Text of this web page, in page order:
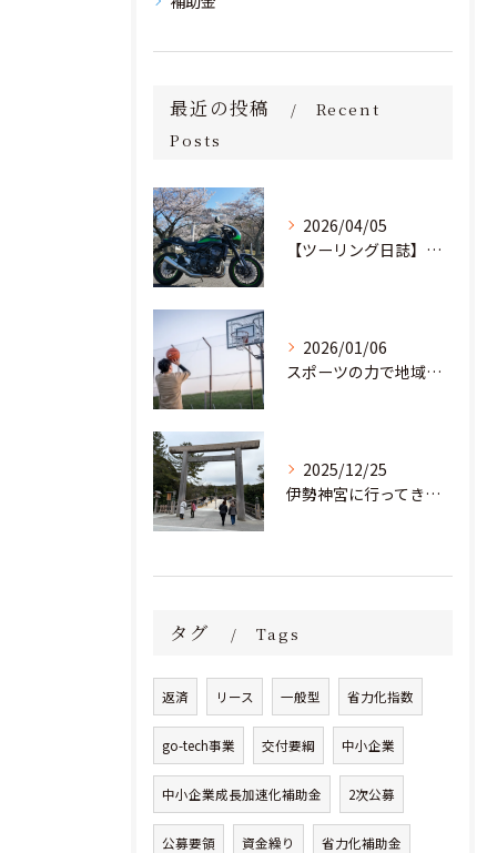
最近の投稿
Recent
Posts
2026/04/05
【ツーリング日誌】桜満開！茨城の里山を駆け抜け、愛宕神社へ
2026/01/06
スポーツの力で地域と教育の未来を創る。部活動の「地域移行」に挑む若き起業家
2025/12/25
伊勢神宮に行ってきました！
タグ Tags
返済 リース 一般型 省力化指数
go-tech事業 交付要綱 中小企業
中小企業成長加速化補助金 2次公募
公募要領 資金繰り 省力化補助金